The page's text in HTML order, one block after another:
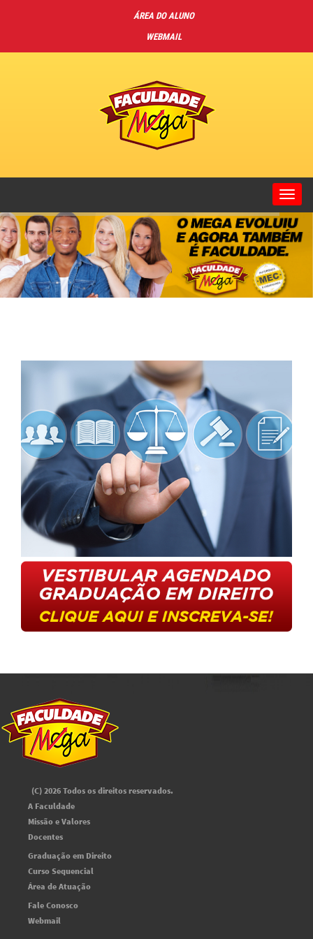
ÁREA DO ALUNO
WEBMAIL
(C) 2026 Todos os direitos reservados.
A Faculdade
Missão e Valores
Docentes
Graduação em Direito
Curso Sequencial
Área de Atuação
Fale Conosco
Webmail